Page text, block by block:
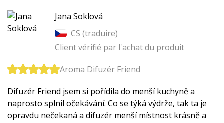
Jana Soklová
CS (traduire)
Client vérifié par l'achat du produit
Aroma Difuzér Friend
Difuzér Friend jsem si pořídila do menší kuchyně a
naprosto splnil očekávání. Co se týká výdrže, tak ta je
opravdu nečekaná a difuzér menší místnost krásně a